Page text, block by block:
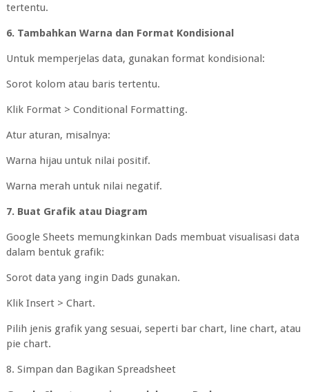
tertentu.
6. Tambahkan Warna dan Format Kondisional
Untuk memperjelas data, gunakan format kondisional:
Sorot kolom atau baris tertentu.
Klik Format > Conditional Formatting.
Atur aturan, misalnya:
Warna hijau untuk nilai positif.
Warna merah untuk nilai negatif.
7. Buat Grafik atau Diagram
Google Sheets memungkinkan Dads membuat visualisasi data
dalam bentuk grafik:
Sorot data yang ingin Dads gunakan.
Klik Insert > Chart.
Pilih jenis grafik yang sesuai, seperti bar chart, line chart, atau
pie chart.
8. Simpan dan Bagikan Spreadsheet